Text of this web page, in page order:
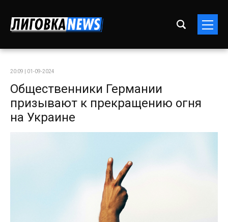
20:09 | 01-09-2024
Общественники Германии
призывают к прекращению огня
на Украине